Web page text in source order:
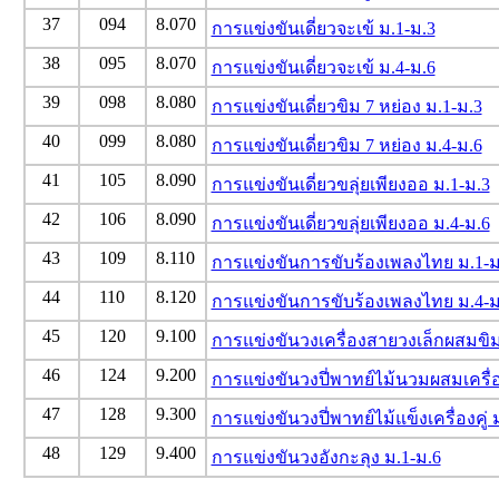
37
094 8.070
การแข่งขันเดี่ยวจะเข้ ม.1-ม.3
38
095 8.070
การแข่งขันเดี่ยวจะเข้ ม.4-ม.6
39
098 8.080
การแข่งขันเดี่ยวขิม 7 หย่อง ม.1-ม.3
40
099 8.080
การแข่งขันเดี่ยวขิม 7 หย่อง ม.4-ม.6
41
105 8.090
การแข่งขันเดี่ยวขลุ่ยเพียงออ ม.1-ม.3
42
106 8.090
การแข่งขันเดี่ยวขลุ่ยเพียงออ ม.4-ม.6
43
109 8.110
การแข่งขันการขับร้องเพลงไทย ม.1-
44
110 8.120
การแข่งขันการขับร้องเพลงไทย ม.4-
45
120 9.100
การแข่งขันวงเครื่องสายวงเล็กผสมขิ
46
124 9.200
การแข่งขันวงปี่พาทย์ไม้นวมผสมเครื่อ
47
128 9.300
การแข่งขันวงปี่พาทย์ไม้แข็งเครื่องคู่
48
129 9.400 การแข่งขันวงอังกะลุง ม.1-ม.6